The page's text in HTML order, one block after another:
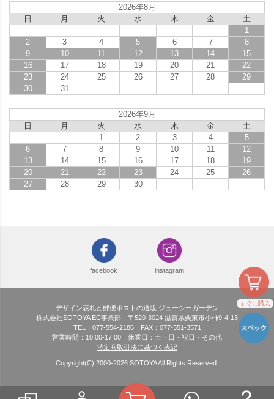
すぐに購入
2026年8月
日
月 火 水 木 金
土
1
2
3 4 5 6 7
8
9
10 11 12 13 14
15
16
17 18 19 20 21
22
23
24 25 26 27 28
29
30
31
2026年9月
日
月 火 水 木 金
土
1
2 3 4
5
6
7 8 9 10 11
12
13
14 15 16 17 18
19
20
21 22 23 24 25
26
27
28 29 30
facebook instagram
デザイン表札と郵便ポストの通販 ジューシーガーデン
株式会社SOTOYA EC事業部 〒520-3024 滋賀県栗東市小柿9-4-13
TEL：077-554-2186 FAX：077-551-3571
営業時間：10:00-17:00 休業日：土・日・祝日・その他
特定商取引法に基づく表記
Copyright(C) 2000-2026 SOTOYA All Rights Reserved.